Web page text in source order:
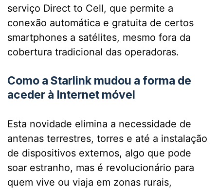
serviço Direct to Cell, que permite a
conexão automática e gratuita de certos
smartphones a satélites, mesmo fora da
cobertura tradicional das operadoras.
Como a Starlink mudou a forma de
aceder à Internet móvel
Esta novidade elimina a necessidade de
antenas terrestres, torres e até a instalação
de dispositivos externos, algo que pode
soar estranho, mas é revolucionário para
quem vive ou viaja em zonas rurais,